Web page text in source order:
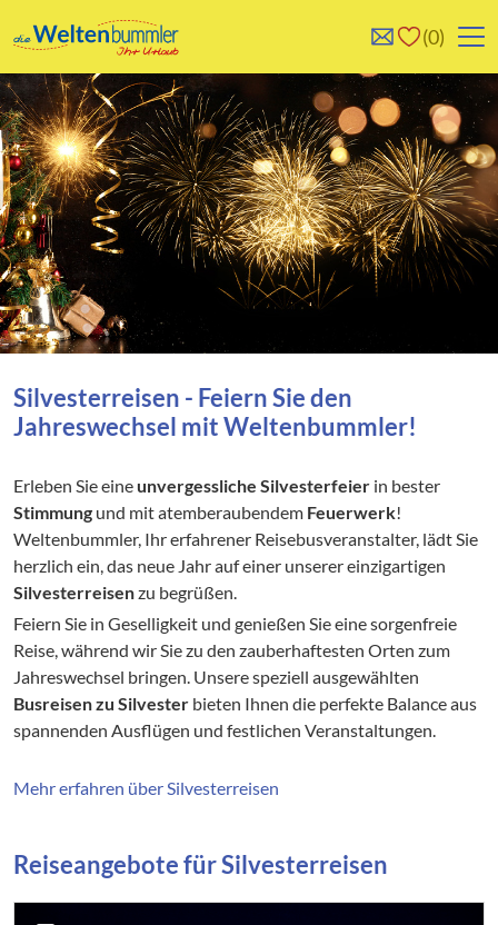
0
0Reise/n auf deiner
Merkliste
Keine Reisen auf der
Merkliste
Silvesterreisen - Feiern Sie den
Jahreswechsel mit Weltenbummler!
Erleben Sie eine unvergessliche Silvesterfeier in bester
Stimmung und mit atemberaubendem Feuerwerk!
Weltenbummler, Ihr erfahrener Reisebusveranstalter, lädt Sie
herzlich ein, das neue Jahr auf einer unserer einzigartigen
Silvesterreisenzu begrüßen.
Feiern Sie in Geselligkeit und genießen Sie eine sorgenfreie
Reise, während wir Sie zu den zauberhaftesten Orten zum
Jahreswechsel bringen. Unsere speziell ausgewählten
Busreisen zu Silvester bieten Ihnen die perfekte Balance aus
spannenden Ausflügen und festlichen Veranstaltungen.
Mehr erfahren über Silvesterreisen
Reiseangebote für Silvesterreisen